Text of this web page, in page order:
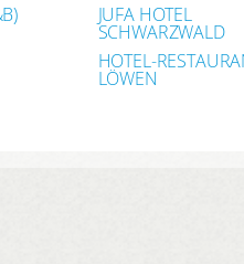
JUFA HOTEL
SCHWARZWALD
HOTEL-
LÖWEN